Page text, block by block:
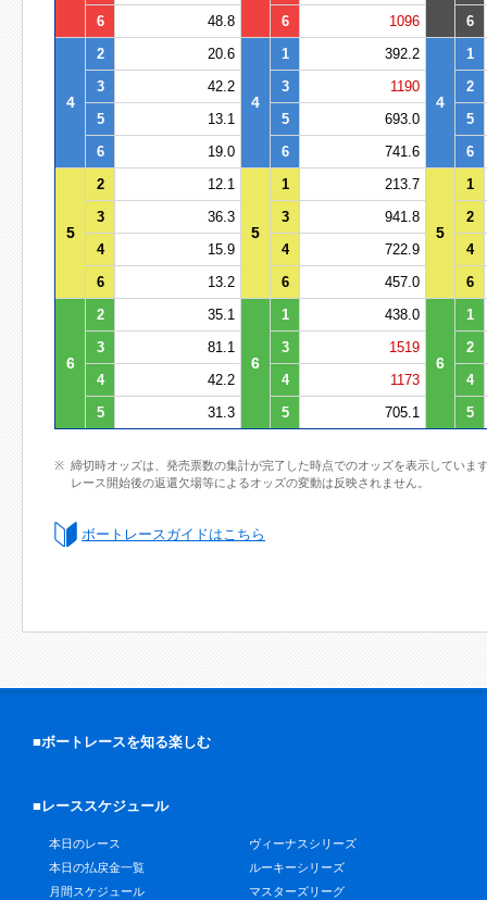
6
48.8 6 1096 6
4
2 20.6
4
1 392.2
4
1
3
42.2 3 1190
2
5
13.1 5 693.0
5
6
19.0 6 741.6 6
5
2 12.1
5
1 213.7
5
1
3
36.3 3 941.8
2
4
15.9 4 722.9
4
6
13.2 6 457.0 6
6
2 35.1
6
1 438.0
6
1
3
81.1 3 1519
2
4
42.2 4 1173
4
5
31.3 5 705.1 5
締切時オッズは、発売票数の集計が完了した時点でのオッズを表示していま
レース開始後の返還欠場等によるオッズの変動は反映されません。
ボートレースガイドはこちら
■ボートレースを知る楽しむ
■レーススケジュール
本日のレース
本日の払戻金一覧
月間スケジュール
ヴィーナスシリーズ
ルーキーシリーズ
マスターズリーグ